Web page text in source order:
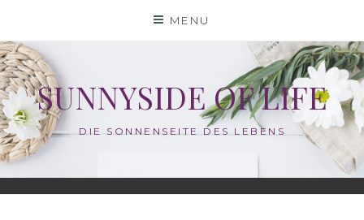
content
MENU
SUNNYSIDE OF LIFE
DIE SONNENSEITE DES LEBENS